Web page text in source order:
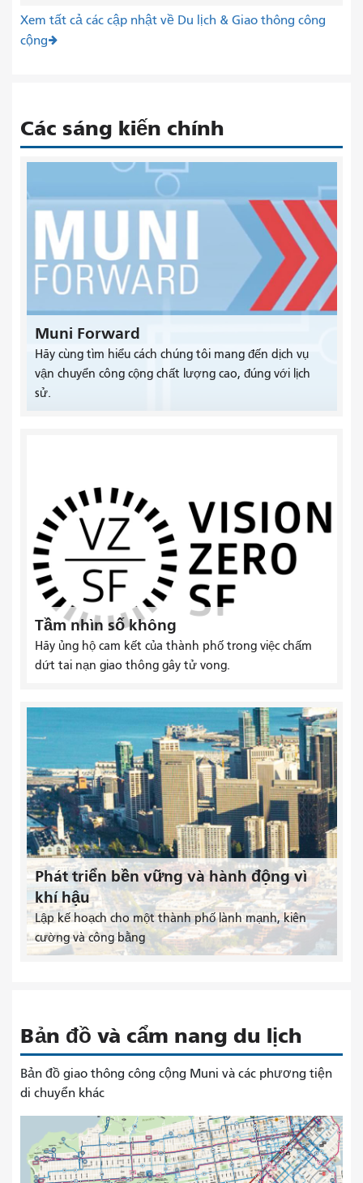
Xem tất cả các cập nhật về Du lịch & Giao thông công
cộng
Các sáng kiến ​​chính
Muni Forward
Hãy cùng tìm hiểu cách chúng tôi mang đến dịch vụ
vận chuyển công cộng chất lượng cao, đúng với lịch
sử.
Tầm nhìn số không
Hãy ủng hộ cam kết của thành phố trong việc chấm
dứt tai nạn giao thông gây tử vong.
Phát triển bền vững và hành động vì
khí hậu
Lập kế hoạch cho một thành phố lành mạnh, kiên
cường và công bằng
Bản đồ và cẩm nang du lịch
Bản đồ giao thông công cộng Muni và các phương tiện
di chuyển khác